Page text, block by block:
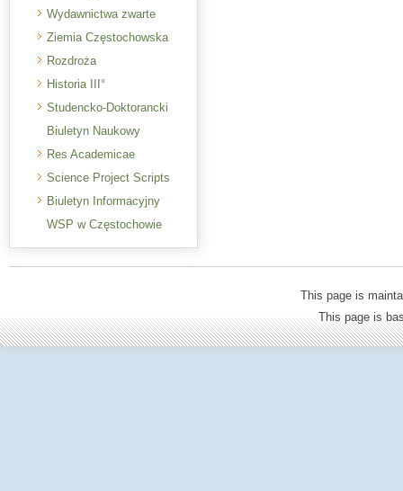
Wydawnictwa zwarte
Ziemia Częstochowska
Rozdroża
Historia III°
Studencko-Doktorancki
Biuletyn Naukowy
Res Academicae
Science Project Scripts
Biuletyn Informacyjny
WSP w Częstochowie
This page is
This page is